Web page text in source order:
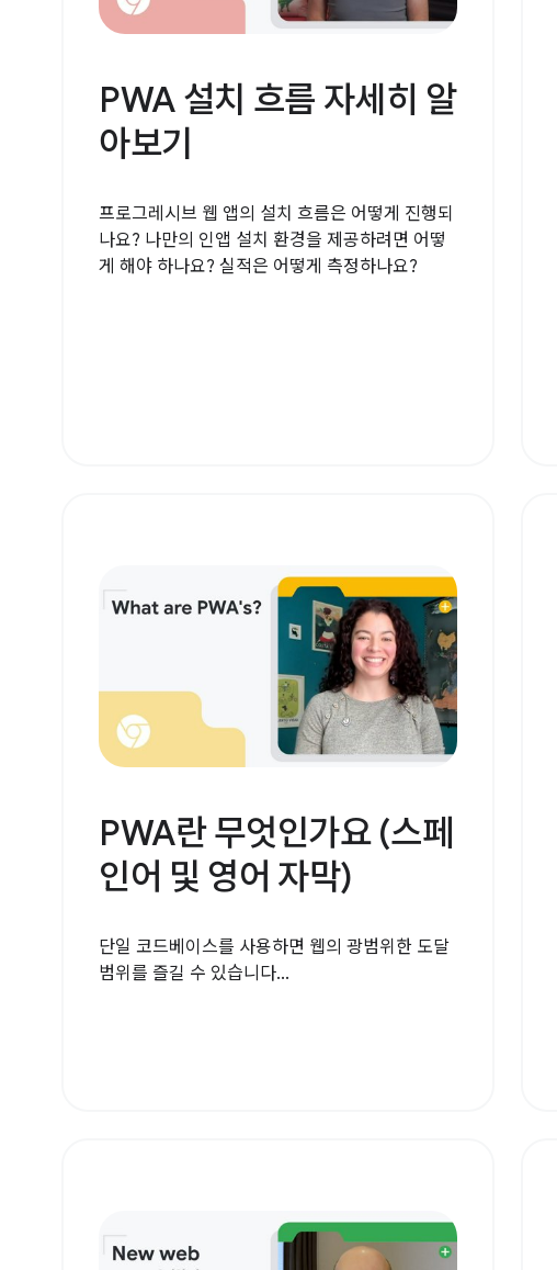
PWA 설치 흐름 자세히 알
아보기
프로그레시브 웹 앱의 설치 흐름은 어떻게 진행되
나요? 나만의 인앱 설치 환경을 제공하려면 어떻
게 해야 하나요? 실적은 어떻게 측정하나요?
PWA란 무엇인가요 (스페
인어 및 영어 자막)
단일 코드베이스를 사용하면 웹의 광범위한 도달
범위를 즐길 수 있습니다...